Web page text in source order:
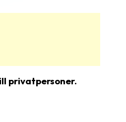
privatpersoner.